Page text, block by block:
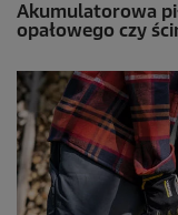
Akumulatorowa
opałowego czy